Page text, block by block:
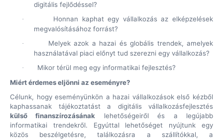
digitális fejlődéssel?
·
Honnan kaphat egy vállalkozás az elképzelések
megvalósításához forrást?
·
Melyek azok a hazai és globális trendek, amelyek
használatával piaci előnyt tud szerezni egy vállalkozás?
·
Mikor térül meg egy informatikai fejlesztés?
Miért érdemes eljönni az eseményre?
Célunk, hogy eseményünkön a hazai vállalkozások első kézből
kaphassanak tájékoztatást a digitális vállalkozásfejlesztés
külső finanszírozásának lehetőségeiről és a legújabb
informatikai trendekről. Egyúttal lehetőséget nyújtunk egy
közös beszélgetésre, találkozásra a szállítókkal, a